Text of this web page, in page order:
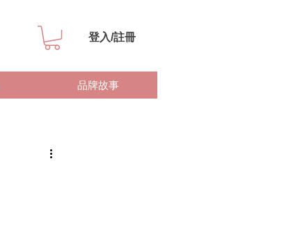
登入/註冊
品牌故事